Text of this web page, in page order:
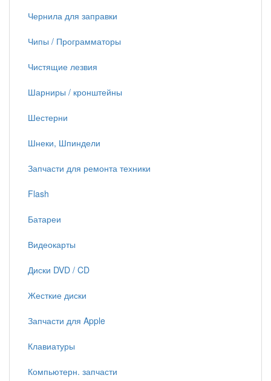
Чернила для заправки
Чипы / Программаторы
Чистящие лезвия
Шарниры / кронштейны
Шестерни
Шнеки, Шпиндели
Запчасти для ремонта техники
Flash
Батареи
Видеокарты
Диски DVD / CD
Жесткие диски
Запчасти для Apple
Клавиатуры
Компьютерн. запчасти